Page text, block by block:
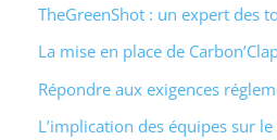
TheGreenShot : un expert des
La mise en place de
Répondre aux exigences
L’implication des équipes sur